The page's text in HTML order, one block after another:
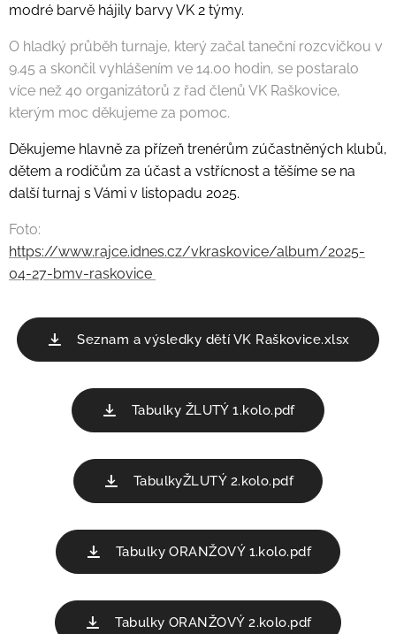
modré barvě hájily barvy VK 2 týmy.
O hladký průběh turnaje, který začal taneční rozcvičkou v
9.45 a skončil vyhlášením ve 14.00 hodin, se postaralo
více než 40 organizátorů z řad členů VK Raškovice,
kterým moc děkujeme za pomoc.
Děkujeme hlavně za přízeň trenérům zúčastněných klubů,
dětem a rodičům za účast a vstřícnost a těšíme se na
další turnaj s Vámi v listopadu 2025.
Foto:
https://www.rajce.idnes.cz/vkraskovice/album/2025-
04-27-bmv-raskovice
Seznam a výsledky dětí VK Raškovice.xlsx
Tabulky ŽLUTÝ 1.kolo.pdf
TabulkyŽLUTÝ 2.kolo.pdf
Tabulky ORANŽOVÝ 1.kolo.pdf
Tabulky ORANŽOVÝ 2.kolo.pdf